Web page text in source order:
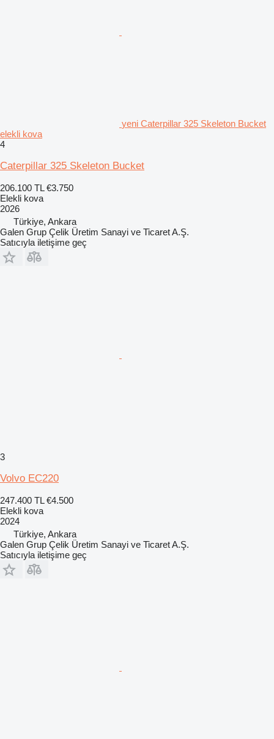
yeni Caterpillar 325 Skeleton Bucket
elekli kova
4
Caterpillar 325 Skeleton Bucket
206.100 TL €3.750
Elekli kova
2026
Türkiye, Ankara
Galen Grup Çelik Üretim Sanayi ve Ticaret A.Ş.
Satıcıyla iletişime geç
3
Volvo EC220
247.400 TL €4.500
Elekli kova
2024
Türkiye, Ankara
Galen Grup Çelik Üretim Sanayi ve Ticaret A.Ş.
Satıcıyla iletişime geç